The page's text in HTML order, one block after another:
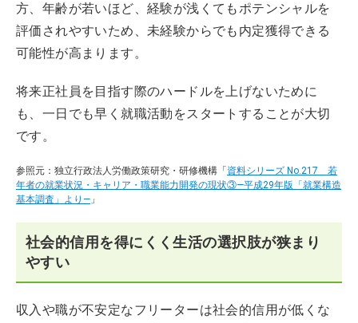
方、年齢が若いほど、経験が浅くてもポテンシャルを
評価されやすいため、未経験からでも内定獲得できる
可能性が高まります。
将来正社員を目指す際のハードルを上げないために
も、一日でも早く就職活動をスタートすることが大切
です。
参照元：独立行政法人労働政策研究・研修機構「 資料シリーズ No.217 若
年者の就業状況・キャリア・職業能力開発の現状③―平成29年版「就業構造
基本調査」より― 」
社会的信用を得にくく生活の選択肢が狭まり
やすい
収入や職が不安定なフリーターは社会的信用が低くな